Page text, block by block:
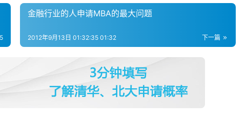
金融行业的人申请MBA的最大问题
下一篇
2012年9月13日 01:32:35 01:32